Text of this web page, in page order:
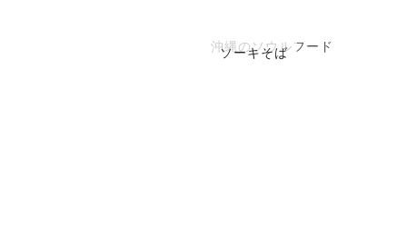
ソーキそば
沖縄のソウルフード